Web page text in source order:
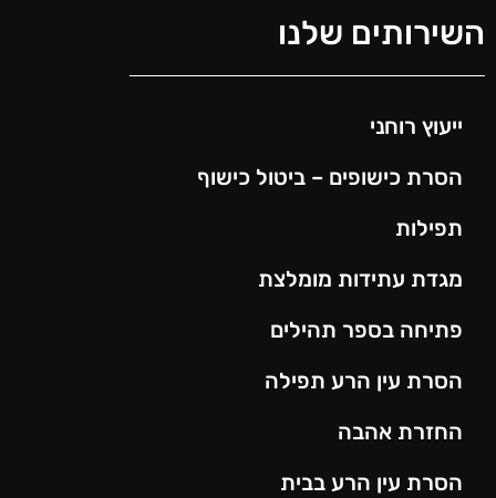
השירותים שלנו
ייעוץ רוחני
הסרת כישופים – ביטול כישוף
תפילות
מגדת עתידות מומלצת
פתיחה בספר תהילים
הסרת עין הרע תפילה
החזרת אהבה
הסרת עין הרע בבית